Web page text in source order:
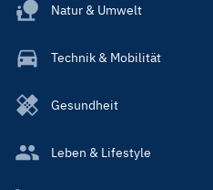
Natur & Umwelt
Technik & Mobilität
Gesundheit
Leben & Lifestyle